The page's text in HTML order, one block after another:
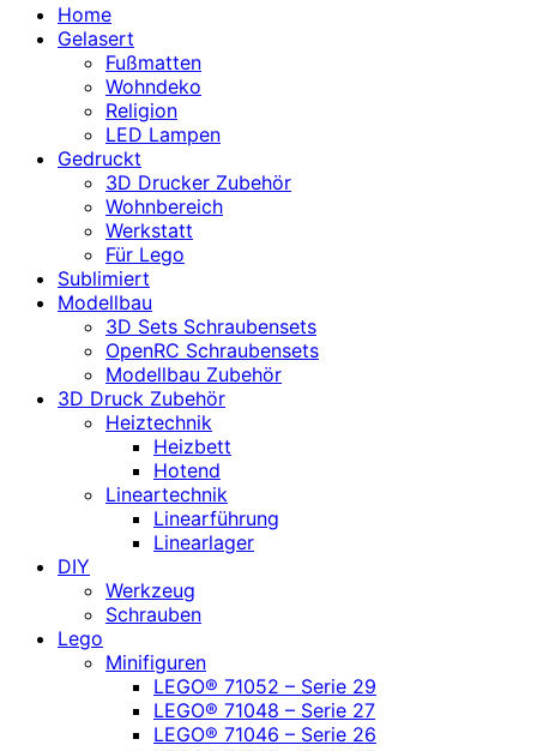
Home
Gelasert
Fußmatten
Wohndeko
Religion
LED Lampen
Gedruckt
3D Drucker Zubehör
Wohnbereich
Werkstatt
Für Lego
Sublimiert
Modellbau
3D Sets Schraubensets
OpenRC Schraubensets
Modellbau Zubehör
3D Druck Zubehör
Heiztechnik
Heizbett
Hotend
Lineartechnik
Linearführung
Linearlager
DIY
Werkzeug
Schrauben
Lego
Minifiguren
LEGO® 71052 – Serie 29
LEGO® 71048 – Serie 27
LEGO® 71046 – Serie 26